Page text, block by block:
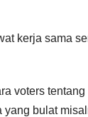
kerja sama
voters
yang bulat